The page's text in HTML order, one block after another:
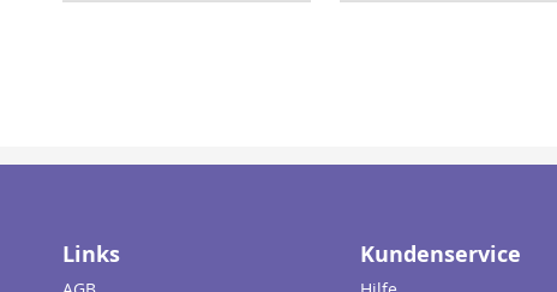
Links Kundenservice